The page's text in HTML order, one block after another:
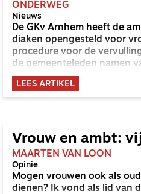
ONDERWEG
Nieuws
De GKv Arnhem heeft de
diaken opengesteld voor
procedure voor de
de gemeenteleden namen
opgeven.
LEES ARTIKEL
Vrouw en ambt:
MAARTEN VAN LOON
Opinie
Mogen vrouwen ook als
dienen? Ik vond als lid van